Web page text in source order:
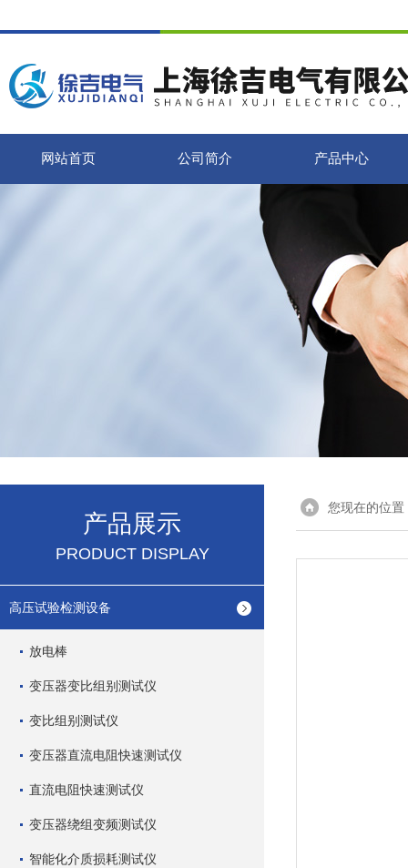
网站首页 公司简介 产品中心
产品展示
PRODUCT DISPLAY
高压试验检测设备
放电棒
变压器变比组别测试仪
变比组别测试仪
变压器直流电阻快速测试仪
直流电阻快速测试仪
变压器绕组变频测试仪
智能化介质损耗测试仪
您现在的位置